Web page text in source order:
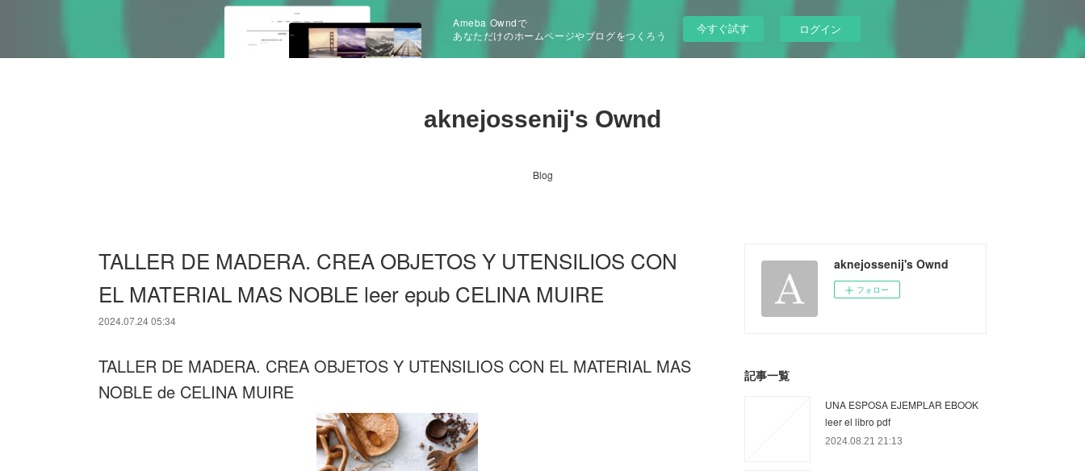
Ameba Owndで
あなただけのホームページやブログをつくろう
今すぐ試す ログイン
aknejossenij's Ownd
Blog
TALLER DE MADERA. CREA OBJETOS Y UTENSILIOS CON
EL MATERIAL MAS NOBLE leer epub CELINA MUIRE
2024.07.24 05:34
TALLER DE MADERA. CREA OBJETOS Y UTENSILIOS CON EL MATERIAL MAS
NOBLE de CELINA MUIRE
aknejossenij's Ownd
フォロー
記事一覧
UNA ESPOSA EJEMPLAR EBOOK
leer el libro pdf
2024.08.21 21:13